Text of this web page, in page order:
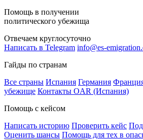
Помощь в получении
политического убежища
Отвечаем круглосуточно
Написать в Telegram info@es-
Гайды по странам
Все страны Испания Германия
убежище Контакты OAR (Испания)
Помощь с кейсом
Написать историю Проверить кейс
Оценить шансы Помощь для тех в